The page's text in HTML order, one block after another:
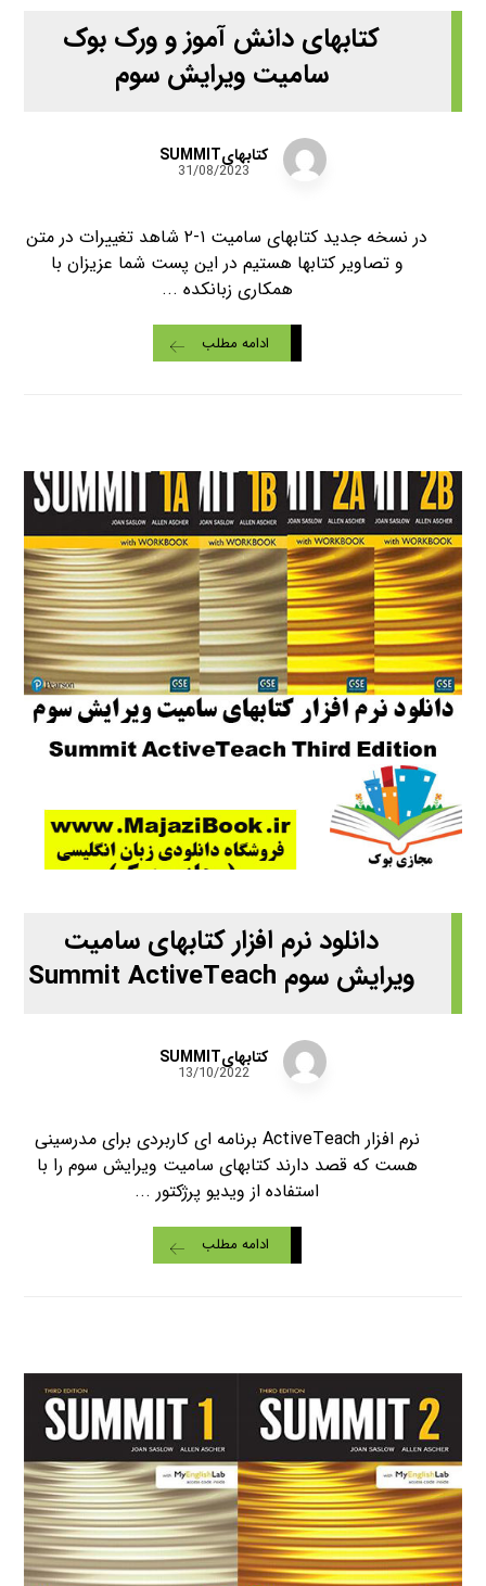
کتابهای دانش آموز و ورک بوک
سامیت ویرایش سوم
کتابهایSUMMIT
31/08/2023
در نسخه جدید کتابهای سامیت ۱-۲ شاهد تغییرات در متن
و تصاویر کتابها هستیم در این پست شما عزیزان با
همکاری زبانکده ...
ادامه مطلب
دانلود نرم افزار کتابهای سامیت
ویرایش سوم Summit ActiveTeach
کتابهایSUMMIT
13/10/2022
نرم افزار ActiveTeach برنامه ای کاربردی برای مدرسینی
هست که قصد دارند کتابهای سامیت ویرایش سوم را با
استفاده از ویدیو پرژکتور ...
ادامه مطلب